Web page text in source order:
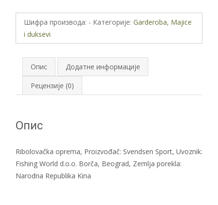
Fleece
Green
Melange
Шифра производа: - Категорије: Garderoba, Majice
i duksevi
Опис Додатне информације
Рецензије (0)
Опис
Ribolovačka oprema, Proizvođač: Svendsen Sport, Uvoznik:
Fishing World d.o.o. Borča, Beograd, Zemlja porekla:
Narodna Republika Kina